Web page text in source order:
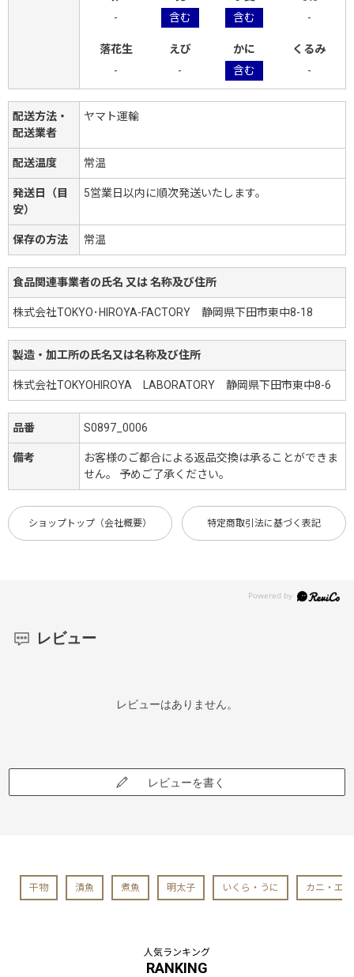
-
含む 含む -
落花生 えび かに
くるみ
-
- 含む -
配送方法・
配送業者
ヤマト運輸
配送温度 常温
発送日（目
安）
5営業日以内に順次発送いたします。
保存の方法 常温
食品関連事業者の氏名 又は 名称及び住所
株式会社TOKYO･HIROYA-FACTORY 静岡県下田市東中8-18
製造・加工所の氏名又は名称及び住所
株式会社TOKYOHIROYA LABORATORY 静岡県下田市東中8-6
品番 S0897_0006
備考
お客様のご都合による返品交換は承ることができま
せん。 予めご了承ください。
ショップトップ（会社概要） 特定商取引法に基づく表記
レビュー
レビューはありません。
レビューを書く
干物 漬魚 煮魚 明太子 いくら・うに カニ・エビ
人気ランキング
RANKING